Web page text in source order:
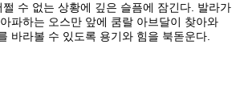
수 없는 상황에 깊은 슬픔에 잠긴다. 발라가
파하는 오스만 앞에 쿰랄 아브달이 찾아와
바라볼 수 있도록 용기와 힘을 북돋운다.